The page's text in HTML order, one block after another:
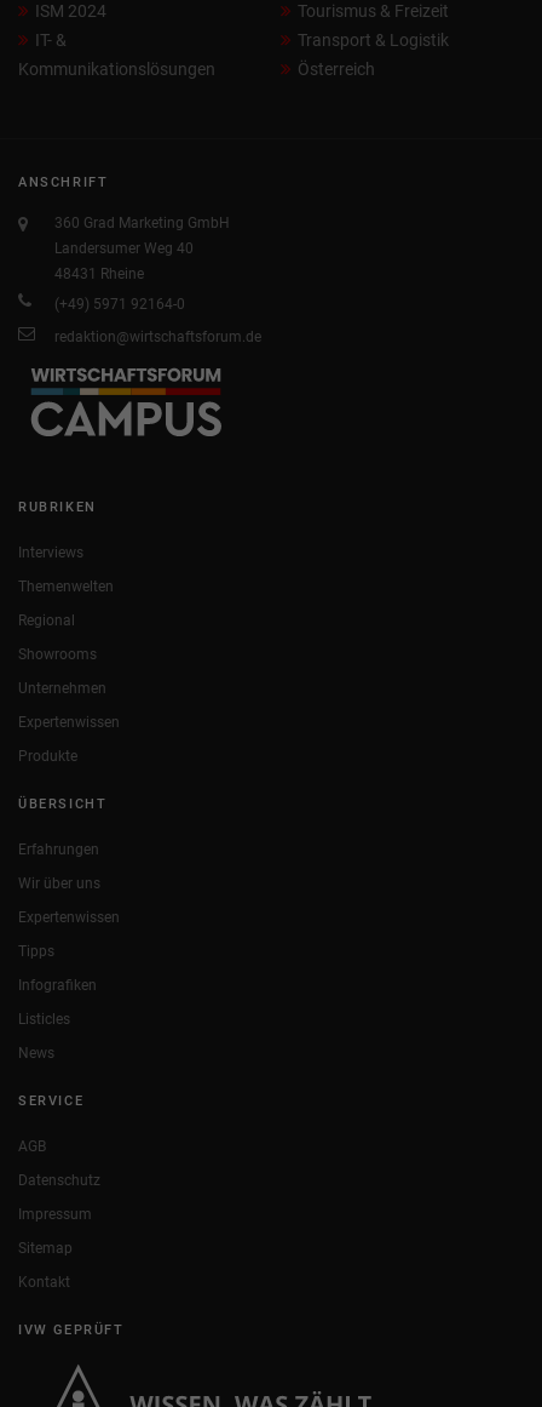
ISM 2024
IT- &
Kommunikationslösungen
Tourismus & Freizeit
Transport & Logistik
Österreich
ANSCHRIFT
360 Grad Marketing GmbH
Landersumer Weg 40
48431 Rheine
(+49) 5971 92164-0
redaktion@wirtschaftsforum.de
RUBRIKEN
Interviews
Themenwelten
Regional
Showrooms
Unternehmen
Expertenwissen
Produkte
ÜBERSICHT
Erfahrungen
Wir über uns
Expertenwissen
Tipps
Infografiken
Listicles
News
SERVICE
AGB
Datenschutz
Impressum
Sitemap
Kontakt
IVW GEPRÜFT